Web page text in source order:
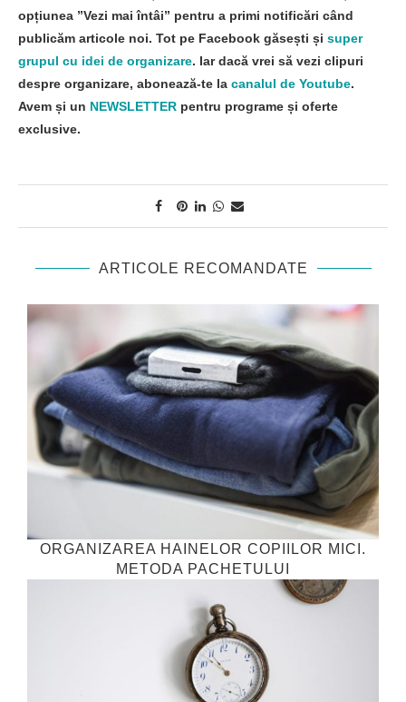
opțiunea ”Vezi mai întâi” pentru a primi notificări când
publicăm articole noi. Tot pe Facebook găsești și super
grupul cu idei de organizare. Iar dacă vrei să vezi clipuri
despre organizare, abonează-te la canalul de Youtube.
Avem și un NEWSLETTER pentru programe și oferte
exclusive.
ARTICOLE RECOMANDATE
ORGANIZAREA HAINELOR COPIILOR MICI.
METODA PACHETULUI